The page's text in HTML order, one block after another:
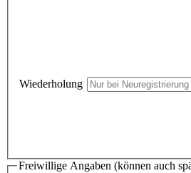
Wiederholung
Freiwillige Angaben (können auch